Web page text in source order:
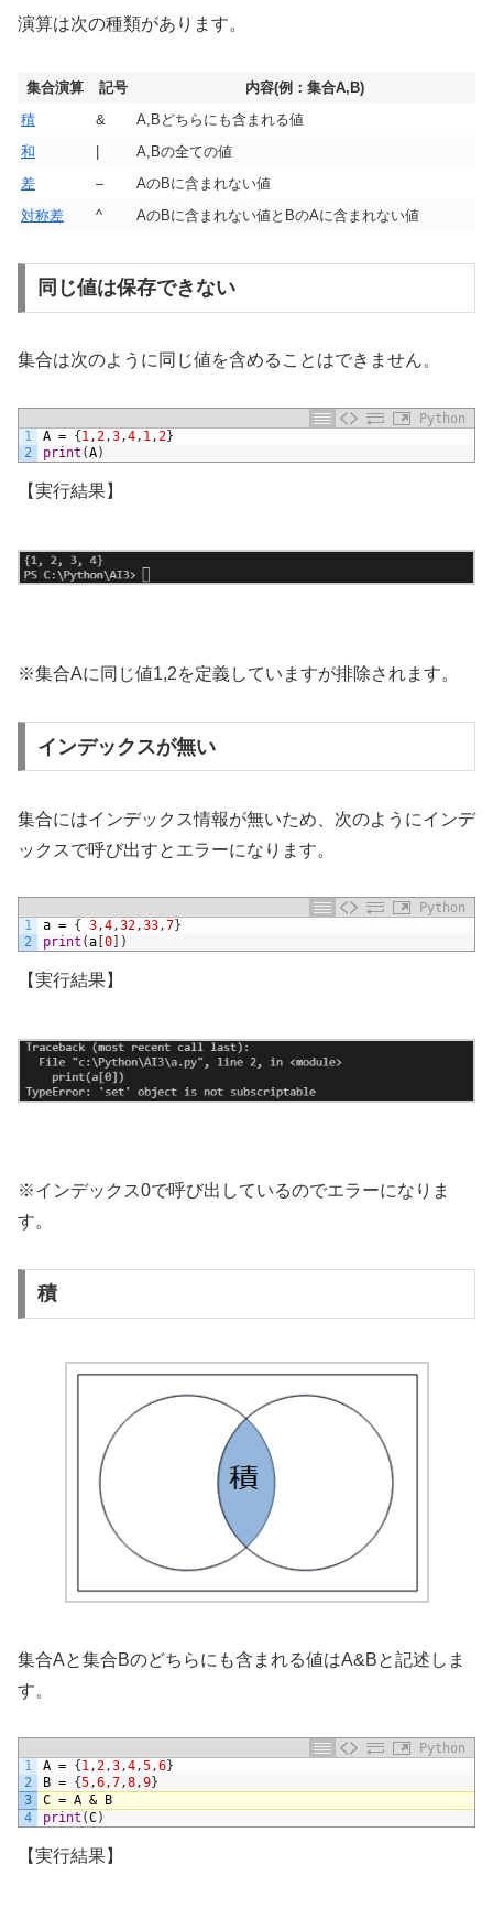
演算は次の種類があります。
集合演算 記号
内容(例：集合A,B)
積
&
A,Bどちらにも含まれる値
和
A,Bの全ての値
差
–
AのBに含まれない値
対称差
^ AのBに含まれない値とBのAに含まれない値
同じ値は保存できない
集合は次のように同じ値を含めることはできません。
Python
1
2
A = { 1,2,3,4, 1,2}
print (A)
【実行結果】
※集合Aに同じ値1,2を定義していますが排除されます。
インデックスが無い
集合にはインデックス情報が無いため、次のようにインデ
ックスで呼び出すとエラーになります。
Python
1
2
a = { 3,4,32,33,7}
print (a 0 )
【実行結果】
※インデックス0で呼び出しているのでエラーになりま
す。
積
集合Aと集合Bのどちらにも含まれる値はA&Bと記述しま
す。
Python
1
2
3
4
A = { 1,2,3,4,5,6}
B = {5,6,7,8,9}
C = A &
B
print (C)
【実行結果】